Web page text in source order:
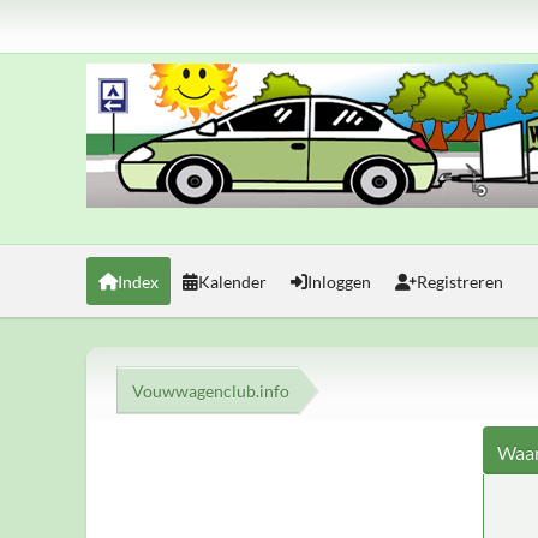
Index Kalender Inloggen Registreren
Vouwwagenclub.info